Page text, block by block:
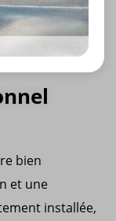
bien
et une
installée,